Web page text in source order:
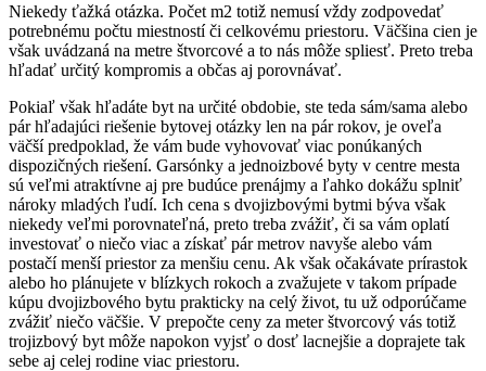
Niekedy ťažká otázka. Počet m2 totiž nemusí vždy zodpovedať
potrebnému počtu miestností či celkovému priestoru. Väčšina cien je
však uvádzaná na metre štvorcové a to nás môže spliesť. Preto treba
hľadať určitý kompromis a občas aj porovnávať.
Pokiaľ však hľadáte byt na určité obdobie, ste teda sám/sama alebo
pár hľadajúci riešenie bytovej otázky len na pár rokov, je oveľa
väčší predpoklad, že vám bude vyhovovať viac ponúkaných
dispozičných riešení. Garsónky a jednoizbové byty v centre mesta
sú veľmi atraktívne aj pre budúce prenájmy a ľahko dokážu splniť
nároky mladých ľudí. Ich cena s dvojizbovými bytmi býva však
niekedy veľmi porovnateľná, preto treba zvážiť, či sa vám oplatí
investovať o niečo viac a získať pár metrov navyše alebo vám
postačí menší priestor za menšiu cenu. Ak však očakávate prírastok
alebo ho plánujete v blízkych rokoch a zvažujete v takom prípade
kúpu dvojizbového bytu prakticky na celý život, tu už odporúčame
zvážiť niečo väčšie. V prepočte ceny za meter štvorcový vás totiž
trojizbový byt môže napokon vyjsť o dosť lacnejšie a doprajete tak
sebe aj celej rodine viac priestoru.